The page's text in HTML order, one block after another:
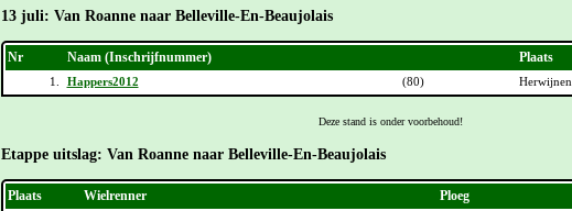
13 juli: Van Roanne naar Belleville-En-Beaujolais
Nr Naam (Inschrijfnummer) Plaats
1. Happers2012 (80) Herwijnen
Deze stand is onder voorbehoud!
Etappe uitslag: Van Roanne naar Belleville-En-Beaujolais
Plaats Wielrenner Ploeg